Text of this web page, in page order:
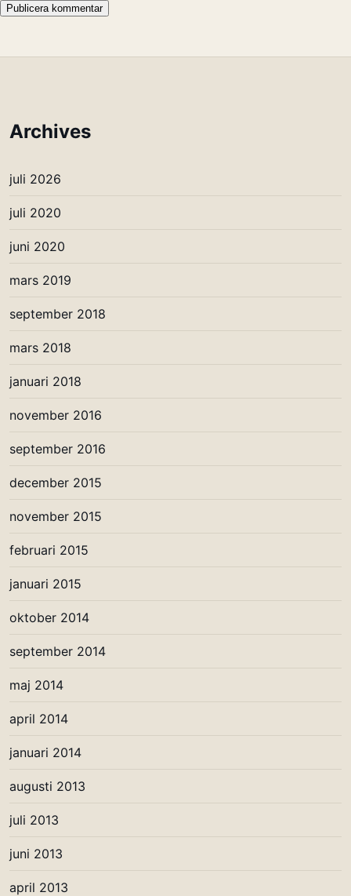
Archives
juli 2026
juli 2020
juni 2020
mars 2019
september 2018
mars 2018
januari 2018
november 2016
september 2016
december 2015
november 2015
februari 2015
januari 2015
oktober 2014
september 2014
maj 2014
april 2014
januari 2014
augusti 2013
juli 2013
juni 2013
april 2013